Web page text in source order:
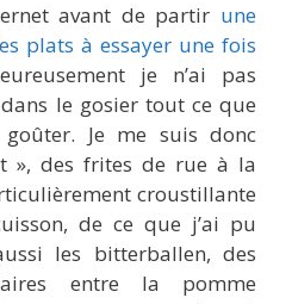
avant de partir une
plats à essayer une fois
je n’ai pas
le gosier tout ce que
goûter. Je me suis donc
», des frites de rue à la
croustillante
de ce que j’ai pu
les bitterballen, des
entre la pomme